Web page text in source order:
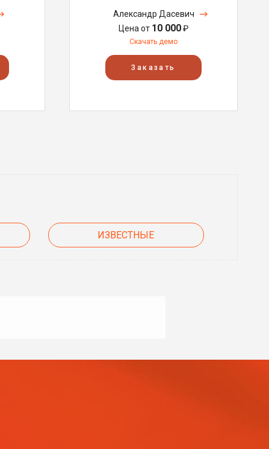
Александр Дасевич
Цена от 10 000₽
Скачать демо
Заказать
ИЗВЕСТНЫЕ